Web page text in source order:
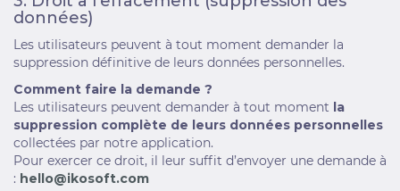
données)
Les utilisateurs peuvent à tout moment demander la
suppression définitive de leurs données personnelles.
Comment faire la demande ?
Les utilisateurs peuvent demander à tout moment la
suppression complète de leurs données personnelles
collectées par notre application.
Pour exercer ce droit, il leur suffit d’envoyer une demande à
: hello@ikosoft.com